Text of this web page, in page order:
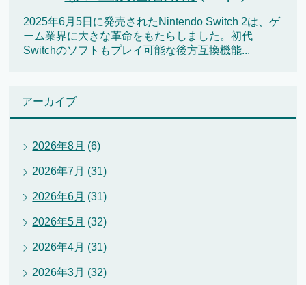
2025年6月5日に発売されたNintendo Switch 2は、ゲ
ーム業界に大きな革命をもたらしました。初代
Switchのソフトもプレイ可能な後方互換機能...
アーカイブ
2026年8月 (6)
2026年7月 (31)
2026年6月 (31)
2026年5月 (32)
2026年4月 (31)
2026年3月 (32)